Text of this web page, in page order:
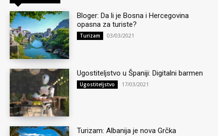
Bloger: Da li je Bosna i Hercegovina
opasna za turiste?
Turizam 03/03/2021
Ugostiteljstvo u Španiji: Digitalni barmen
Ugostiteljstvo 17/03/2021
Turizam: Albanija je nova Grčka